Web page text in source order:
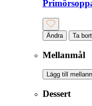
Ändra Ta bort
Mellanmål
Lägg till
Dessert